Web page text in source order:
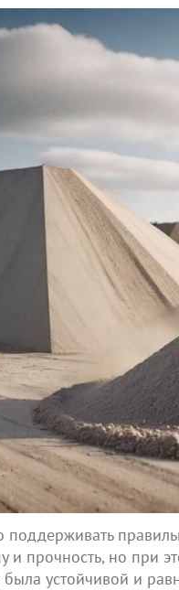
и прочность, но при
устойчивой и